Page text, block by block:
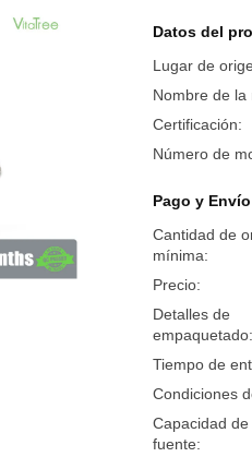
Datos del
Lugar de
Nombre de la
Certificación:
Número de
Pago y
Cantidad de
mínima:
Precio:
Detalles de
empaquetado:
Tiempo de
Condiciones
Capacidad de
fuente: